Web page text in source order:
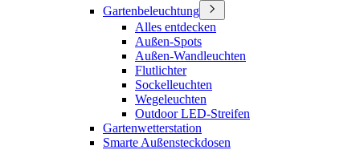
Gartenbeleuchtung
Alles entdecken
Außen-Spots
Außen-Wandleuchten
Flutlichter
Sockelleuchten
Wegeleuchten
Outdoor LED-Streifen
Gartenwetterstation
Smarte Außensteckdosen